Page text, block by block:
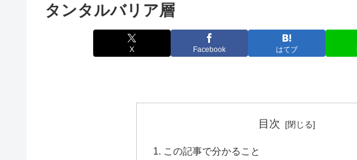
タンタルバリア層
X Facebook はてブ
目次
この記事で分かること